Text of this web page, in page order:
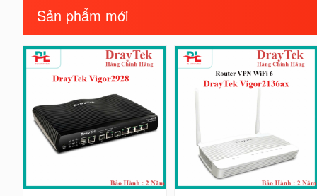
Sản phẩm mới